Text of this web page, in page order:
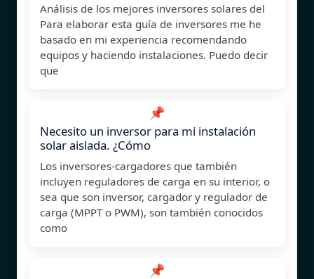
Análisis de los mejores inversores solares del
Para elaborar esta guía de inversores me he
basado en mi experiencia recomendando
equipos y haciendo instalaciones. Puedo decir
que
📌
Necesito un inversor para mi instalación
solar aislada. ¿Cómo
Los inversores-cargadores que también
incluyen reguladores de carga en su interior, o
sea que son inversor, cargador y regulador de
carga (MPPT o PWM), son también conocidos
como
📌